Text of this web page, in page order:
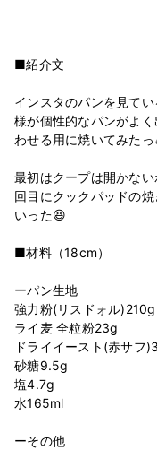
■紹介文
インスタのパンを見て
様が個性的なパンがよ
わせる用に焼いてみたっ
最初はクープは開かな
回目にクックパッドの
いった😆
■材料（18cm）
ーパン生地
強力粉(リスドォル)210g
ライ麦 全粒粉23g
ドライイースト(赤サフ
砂糖9.5g
塩4.7g
水165ml
ーその他